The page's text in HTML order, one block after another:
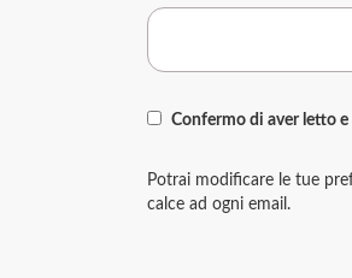
Confermo di aver letto
Potrai modificare le tue
calce ad ogni email.